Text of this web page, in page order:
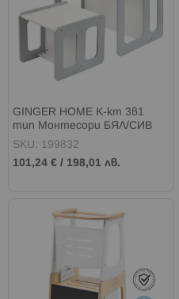
GINGER HOME К-кт 3в1
тип Монтесори БЯЛ/СИВ
SKU: 199832
101,24 € / 198,01 лв.